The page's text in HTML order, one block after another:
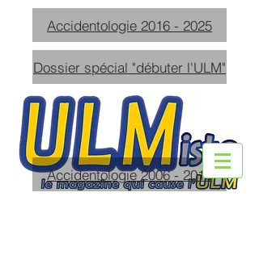
Accidentologie 2016 - 2025
Dossier spécial "débuter l'ULM"
Accidentologie 2006 - 2015